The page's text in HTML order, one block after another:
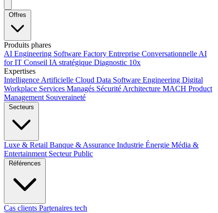
Offres
Produits phares
AI Engineering Software Factory Entreprise Conversationnelle AI
for IT Conseil IA stratégique Diagnostic 10x
Expertises
Intelligence Artificielle Cloud Data Software Engineering Digital
Workplace Services Managés Sécurité Architecture MACH Product
Management Souveraineté
Secteurs
Luxe & Retail Banque & Assurance Industrie Énergie Média &
Entertainment Secteur Public
Références
Cas clients Partenaires tech